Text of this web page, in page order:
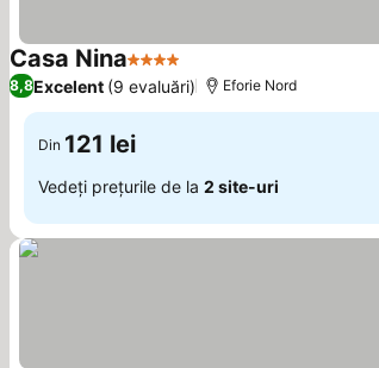
Casa Nina4 Stele
8,8Excelent (9 evaluări) Eforie Nord
Din 121 lei
Vedeți prețurile de la 2 site-uri